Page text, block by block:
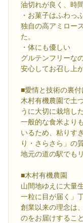
油切れが良く、時
・お菓子はふわっ
独自の高アミロー
た。
・体にも優しい
グルテンフリーな
安心してお召し上
■愛情と技術の裏付
木村有機農園で土
うに大切に栽培し
一般的な食米より
いるため、粘りす
り・さらさら」の
地元の道の駅でも
■木村有機農園
山間地ゆえに大量
一粒に目が届く」
創業以来の理念は
のをお届けすること